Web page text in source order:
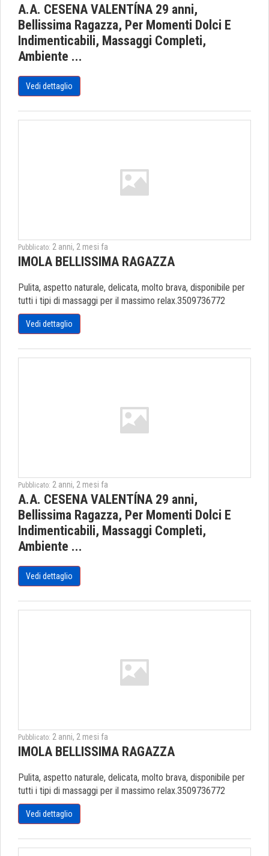
A.A. CESENA VALENTÍNA 29 anni,
Bellissima Ragazza, Per Momenti Dolci E
Indimenticabili, Massaggi Completi,
Ambiente ...
Vedi dettaglio
Pubblicato: 2 anni, 2 mesi fa
IMOLA BELLISSIMA RAGAZZA
Pulita, aspetto naturale, delicata, molto brava, disponibile per
tutti i tipi di massaggi per il massimo relax.3509736772
Vedi dettaglio
Pubblicato: 2 anni, 2 mesi fa
A.A. CESENA VALENTÍNA 29 anni,
Bellissima Ragazza, Per Momenti Dolci E
Indimenticabili, Massaggi Completi,
Ambiente ...
Vedi dettaglio
Pubblicato: 2 anni, 2 mesi fa
IMOLA BELLISSIMA RAGAZZA
Pulita, aspetto naturale, delicata, molto brava, disponibile per
tutti i tipi di massaggi per il massimo relax.3509736772
Vedi dettaglio